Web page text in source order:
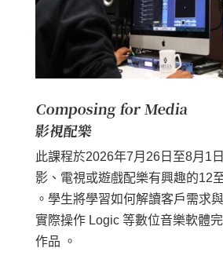
Composing for Media
影視配樂
此課程於2026年7月26日至8月1
影、電視或遊戲配樂有興趣的12
。學生將學習如何解讀客戶需求
實際操作 Logic 等數位音樂軟體
作品 。